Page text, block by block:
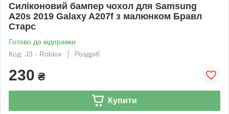
Силіконовий бампер чохол для Samsung
A20s 2019 Galaxy A207f з малюнком Бравл
Старс
Готово до відправки
Код: J3 - Roblox
Роздріб
230 ₴
Купити